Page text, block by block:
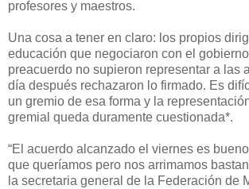
profesores y maestros.
Una cosa a tener en claro: los propios
educación que negociaron con el
preacuerdo no supieron representar a las
día después rechazaron lo firmado. Es
un gremio de esa forma y la
gremial queda duramente cuestionada*.
“El acuerdo alcanzado el viernes es
que queríamos pero nos arrimamos
la secretaria general de la Federación de